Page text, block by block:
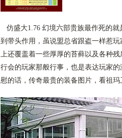
仿盛大1.76 幻境六部贵族最作死的
到带头作用，虽说盟总省跟盗一样惹
上还覆盖着一些厚厚的苔藓以及各种
行会的玩家那般行事，也是表达玩家
慰的话，传奇最贵的装备图片，看祖